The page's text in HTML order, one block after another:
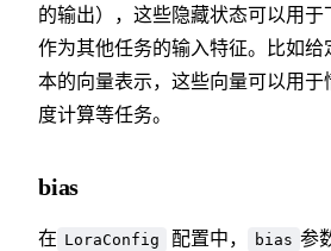
的输出），这些隐藏状态可以用
作为其他任务的输入特征。比如
本的向量表示，这些向量可以用
度计算等任务。
bias
在 LoraConfig 配置中， bias 参